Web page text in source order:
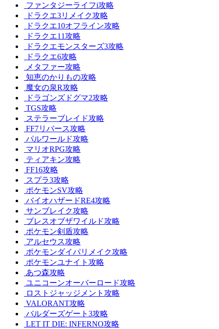
ファンタジーライフi攻略
ドラクエ3リメイク攻略
ドラクエ10オフライン攻略
ドラクエ11攻略
ドラクエモンスターズ3攻略
ドラクエ6攻略
メタファー攻略
知恵のかりもの攻略
魔女の泉R攻略
ドラゴンズドグマ2攻略
TGS攻略
ステラーブレイド攻略
FF7リバース攻略
パルワールド攻略
マリオRPG攻略
ティアキン攻略
FF16攻略
スプラ3攻略
ポケモンSV攻略
バイオハザードRE4攻略
サンブレイク攻略
ブレスオブザワイルド攻略
ポケモン剣盾攻略
アルセウス攻略
ポケモンダイパリメイク攻略
ポケモンユナイト攻略
あつ森攻略
ユニコーンオーバーロード攻略
ロストジャッジメント攻略
VALORANT攻略
バルダーズゲート3攻略
LET IT DIE: INFERNO攻略